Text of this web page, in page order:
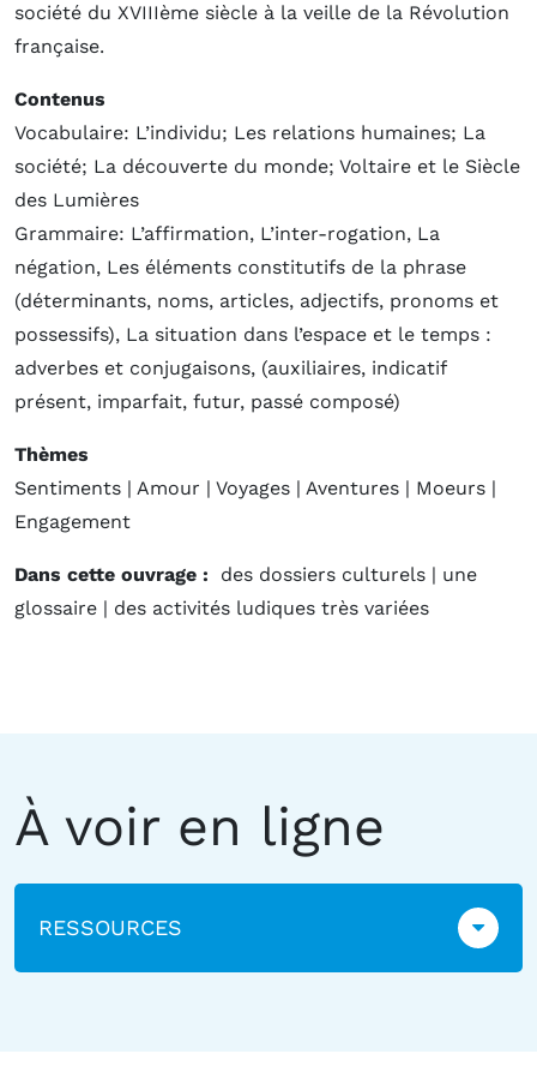
société du XVIIIème siècle à la veille de la Révolution
française.
Contenus
Vocabulaire: L’individu; Les relations humaines; La
société; La découverte du monde; Voltaire et le Siècle
des Lumières
Grammaire: L’affirmation, L’inter-rogation, La
négation, Les éléments constitutifs de la phrase
(déterminants, noms, articles, adjectifs, pronoms et
possessifs), La situation dans l’espace et le temps :
adverbes et conjugaisons, (auxiliaires, indicatif
présent, imparfait, futur, passé composé)
Thèmes
Sentiments | Amour | Voyages | Aventures | Moeurs |
Engagement
Dans cette ouvrage : des dossiers culturels | une
glossaire | des activités ludiques très variées
À voir en ligne
RESSOURCES